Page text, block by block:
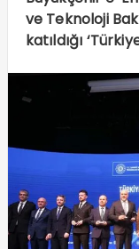
ve Teknoloji
katıldığı